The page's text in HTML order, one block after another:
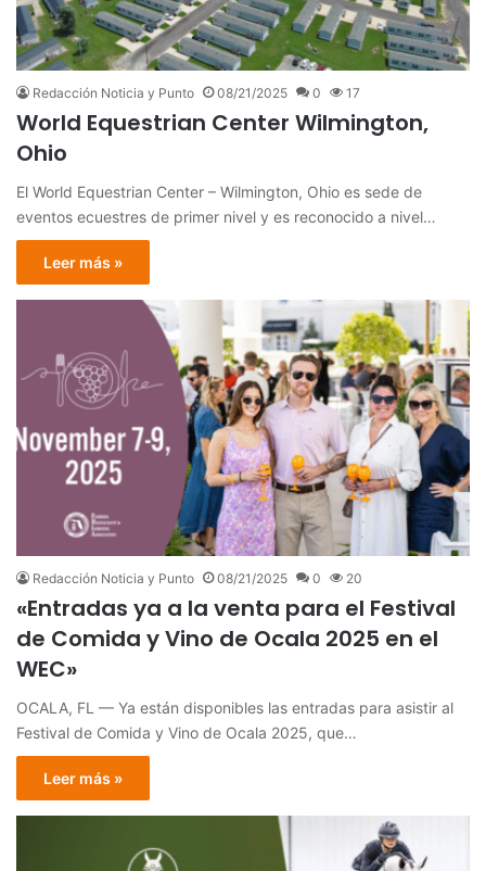
Redacción Noticia y Punto 08/21/2025 0 17
World Equestrian Center Wilmington,
Ohio
El World Equestrian Center – Wilmington, Ohio es sede de
eventos ecuestres de primer nivel y es reconocido a nivel…
Leer más »
Redacción Noticia y Punto 08/21/2025 0 20
«Entradas ya a la venta para el Festival
de Comida y Vino de Ocala 2025 en el
WEC»
OCALA, FL — Ya están disponibles las entradas para asistir al
Festival de Comida y Vino de Ocala 2025, que…
Leer más »